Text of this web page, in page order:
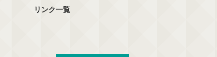
リンク一覧